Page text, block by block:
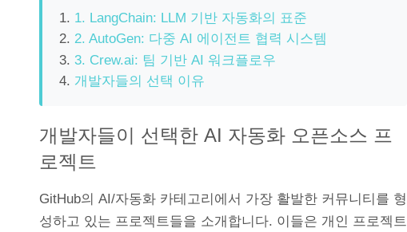
1. LangChain: LLM 기반 자동화의 표준
2. AutoGen: 다중 AI 에이전트 협력 시스템
3. Crew.ai: 팀 기반 AI 워크플로우
개발자들의 선택 이유
개발자들이 선택한 AI 자동화 오픈소스 프
로젝트
GitHub의 AI/자동화 카테고리에서 가장 활발한 커뮤니티를 형
성하고 있는 프로젝트들을 소개합니다. 이들은 개인 프로젝트